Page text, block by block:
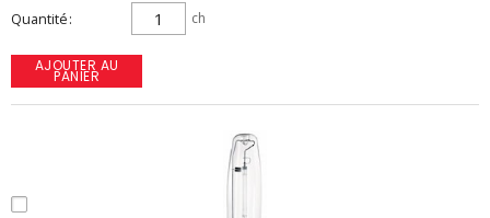
Quantité ch
AJOUTER AU
PANIER